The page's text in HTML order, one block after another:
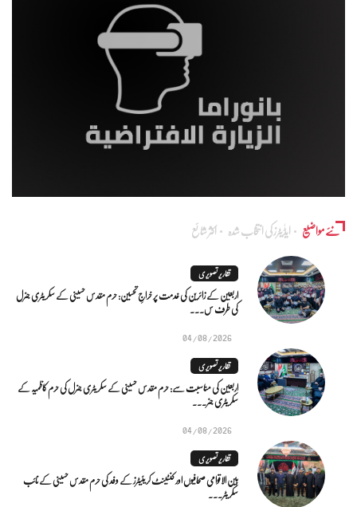
نئے مواضیع ایڈٰیٹرز کی انتخاب شدہ اکثر شائع
تقاریر تصویری
اربعین کے زائرین کی خدمت پر خراجِ تحسین: حرم مقدس حسینی کے سکریٹری جنرل
کی طرف س...
04/08/2026
تقاریر تصویری
اربعین کی مناسبت سے: حرم مقدس حسینی کے سکریٹری جنرل کی حرم کاظمیہ کے
سکریٹری جنر...
04/08/2026
تقاریر تصویری
بین الاقوامی صحافیوں اور کنٹینٹ کریئیٹرز کے وفد کی حرم مقدس حسینی کے نائب
سکریٹر...